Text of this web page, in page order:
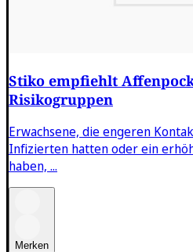
Stiko empfiehlt
Risikogruppen
Erwachsene, die engeren
Infizierten hatten oder ein
haben, ...
Merken